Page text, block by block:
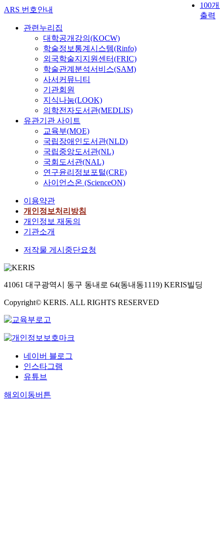
100
출력
ARS 번호안내
관련누리집
대학공개강의(KOCW)
학술정보통계시스템(Rinfo)
외국학술지지원센터(FRIC)
학술관계분석서비스(SAM)
사서커뮤니티
기관회원
지식나눔(LOOK)
의학전자도서관(MEDLIS)
유관기관 사이트
교육부(MOE)
국립장애인도서관(NLD)
국립중앙도서관(NL)
국회도서관(NAL)
연구윤리정보포털(CRE)
사이언스온 (ScienceON)
이용약관
개인정보처리방침
개인정보 재동의
기관소개
저작물 게시중단요청
41061 대구광역시 동구 동내로 64(동내동1119) KERIS빌딩
Copyright© KERIS. ALL RIGHTS RESERVED
네이버 블로그
인스타그램
유튜브
해외이동버튼